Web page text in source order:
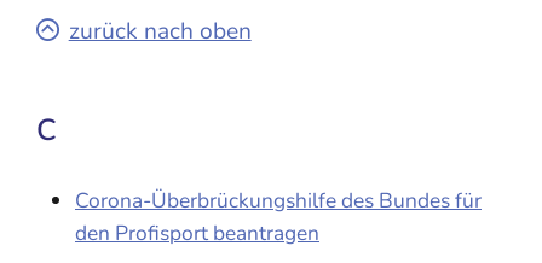
zurück nach oben
C
Corona-Überbrückungshilfe des Bundes für
den Profisport beantragen